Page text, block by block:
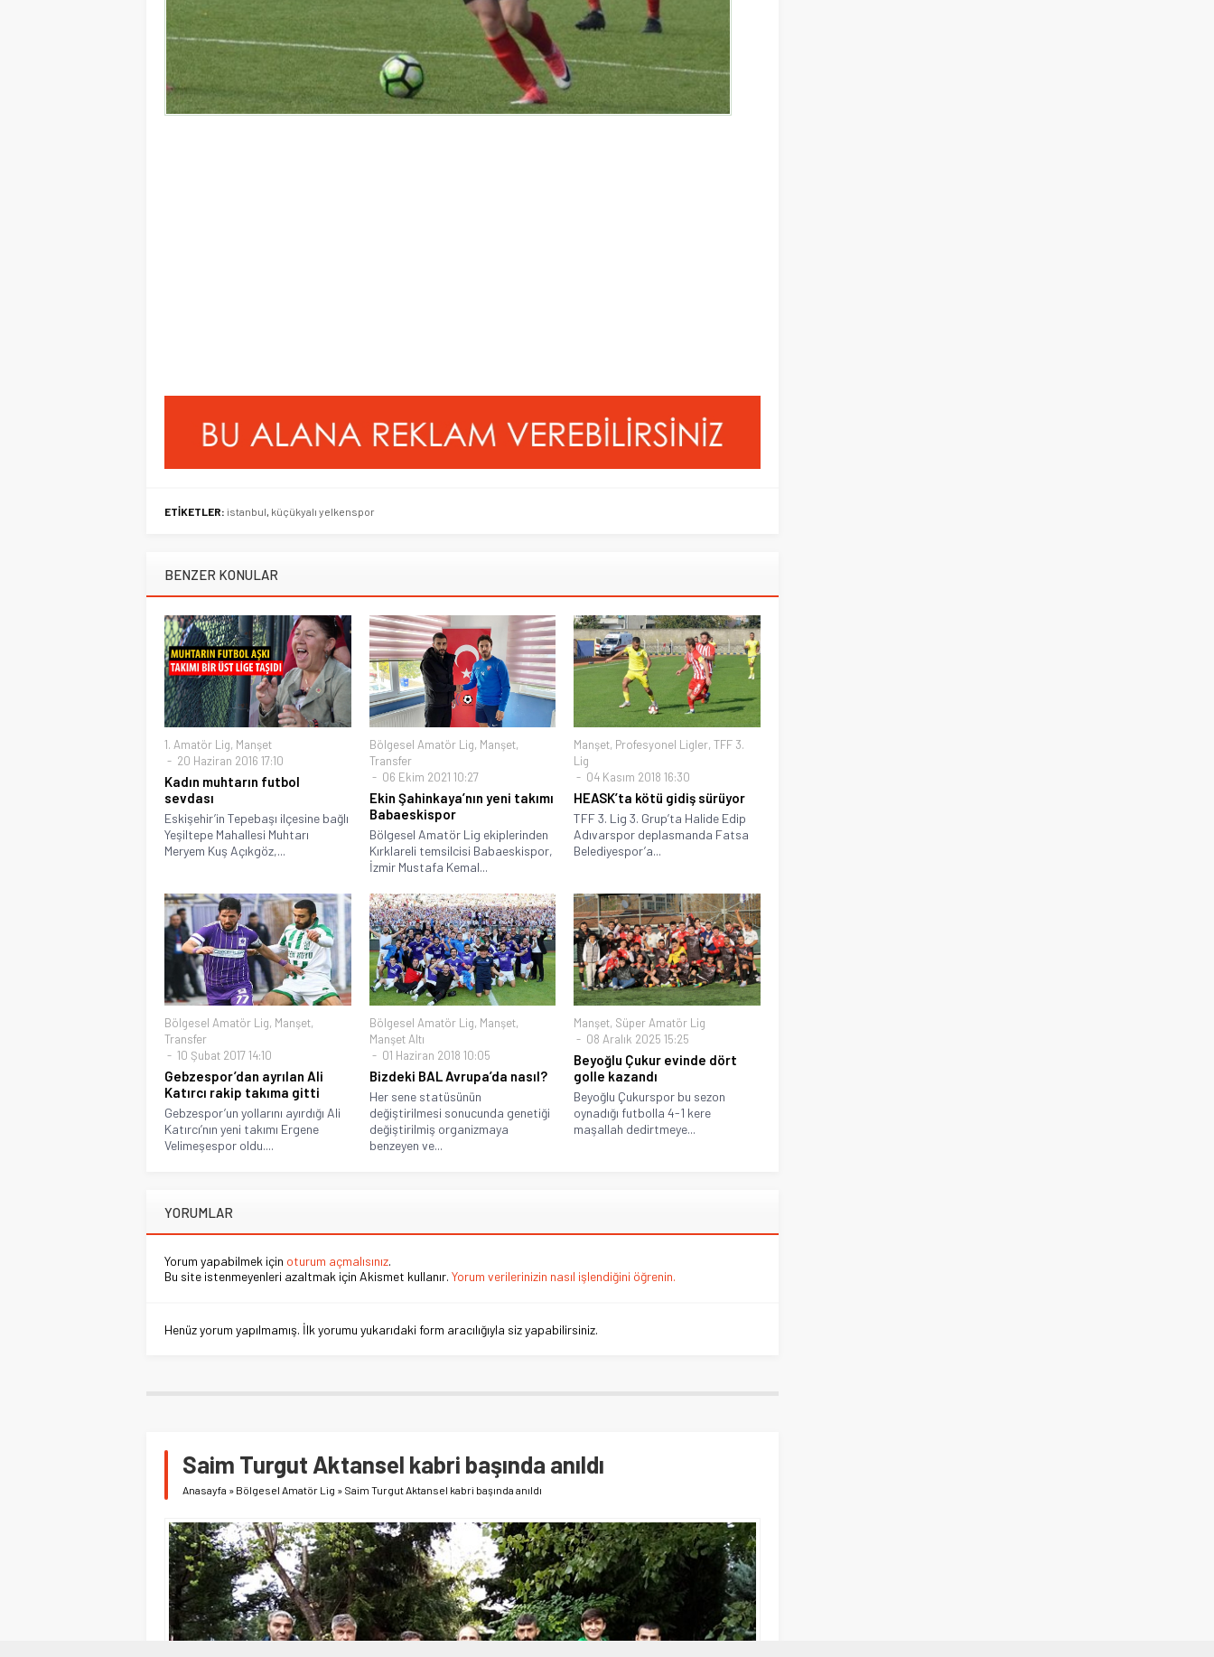
ETİKETLER: istanbul, küçükyalı yelkenspor
BENZER KONULAR
1. Amatör Lig, Manşet
20 Haziran 2016 17:10
Kadın muhtarın futbol
sevdası
Eskişehir’in Tepebaşı ilçesine bağlı
Yeşiltepe Mahallesi Muhtarı
Meryem Kuş Açıkgöz,...
Bölgesel Amatör Lig, Manşet,
Transfer
06 Ekim 2021 10:27
Ekin Şahinkaya’nın yeni takımı
Babaeskispor
Bölgesel Amatör Lig ekiplerinden
Kırklareli temsilcisi Babaeskispor,
İzmir Mustafa Kemal...
Manşet, Profesyonel Ligler,TFF 3.
Lig
04 Kasım 2018 16:30
HEASK’ta kötü gidiş sürüyor
TFF 3. Lig 3. Grup’ta Halide Edip
Adıvarspor deplasmanda Fatsa
Belediyespor’a...
Bölgesel Amatör Lig, Manşet,
Transfer
10 Şubat 2017 14:10
Gebzespor’dan ayrılan Ali
Katırcı rakip takıma gitti
Gebzespor’un yollarını ayırdığı Ali
Katırcı’nın yeni takımı Ergene
Velimeşespor oldu....
Bölgesel Amatör Lig, Manşet,
Manşet Altı
01 Haziran 2018 10:05
Bizdeki BAL Avrupa’da nasıl?
Her sene statüsünün
değiştirilmesi sonucunda genetiği
değiştirilmiş organizmaya
benzeyen ve...
Manşet, Süper Amatör Lig
08 Aralık 2025 15:25
Beyoğlu Çukur evinde dört
golle kazandı
Beyoğlu Çukurspor bu sezon
oynadığı futbolla 4-1 kere
maşallah dedirtmeye...
YORUMLAR
Yorum yapabilmek için oturum açmalısınız.
Bu site istenmeyenleri azaltmak için Akismet kullanır. Yorum verilerinizin nasıl işlendiğini öğrenin.
Henüz yorum yapılmamış. İlk yorumu yukarıdaki form aracılığıyla siz yapabilirsiniz.
Saim Turgut Aktansel kabri başında anıldı
Anasayfa » Bölgesel Amatör Lig » Saim Turgut Aktansel kabri başında anıldı